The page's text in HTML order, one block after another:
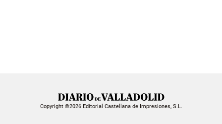
Copyright ©2026 Editorial Castellana de Impresiones, S.L.